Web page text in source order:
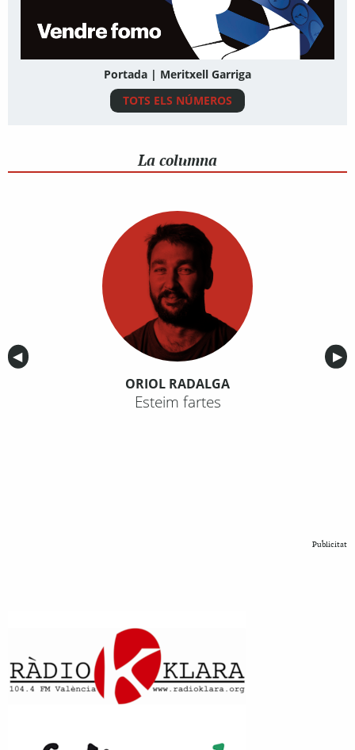
Portada | Meritxell Garriga
TOTS ELS NÚMEROS
La columna
Anterior
◀︎ ▶︎
ORIOL RADALGA
Esteim fartes
Publicitat